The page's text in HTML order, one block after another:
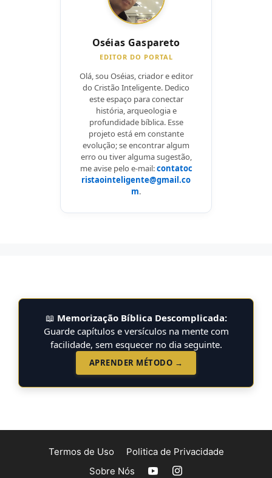
Oséias Gaspareto
EDITOR DO PORTAL
Olá, sou Oséias, criador e editor
do Cristão Inteligente. Dedico
este espaço para conectar
história, arqueologia e
profundidade bíblica. Esse
projeto está em constante
evolução; se encontrar algum
erro ou tiver alguma sugestão,
me avise pelo e-mail:contatoc
ristaointeligente@gmail.co
m.
📖 Memorização Bíblica Descomplicada:
Guarde capítulos e versículos na mente com
facilidade, sem esquecer no dia seguinte.
APRENDER MÉTODO →
Termos de Uso
Politica de Privacidade
Sobre Nós